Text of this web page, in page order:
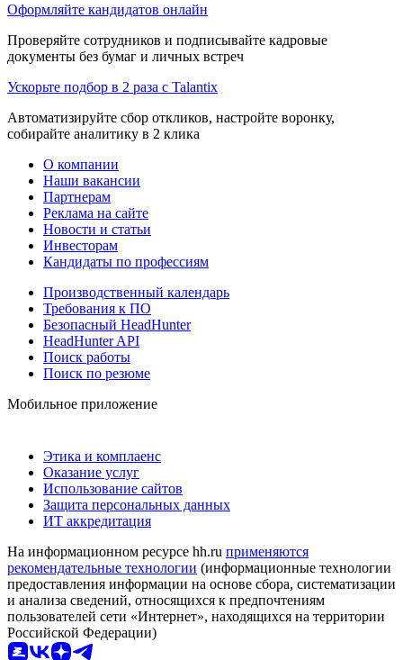
Оформляйте кандидатов онлайн
Проверяйте сотрудников и подписывайте кадровые
документы без бумаг и личных встреч
Ускорьте подбор в 2 раза с Talantix
Автоматизируйте сбор откликов, настройте воронку,
собирайте аналитику в 2 клика
О компании
Наши вакансии
Партнерам
Реклама на сайте
Новости и статьи
Инвесторам
Кандидаты по профессиям
Производственный календарь
Требования к ПО
Безопасный HeadHunter
HeadHunter API
Поиск работы
Поиск по резюме
Мобильное приложение
Этика и комплаенс
Оказание услуг
Использование сайтов
Защита персональных данных
ИТ аккредитация
На информационном ресурсе hh.ru применяются
рекомендательные технологии (информационные технологии
предоставления информации на основе сбора, систематизации
и анализа сведений, относящихся к предпочтениям
пользователей сети «Интернет», находящихся на территории
Российской Федерации)